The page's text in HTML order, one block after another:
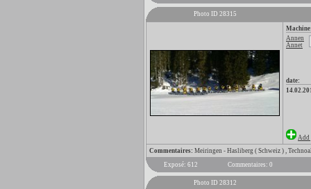
Photo ID 28315
Annen
Annet
date:
Add
Commentaires: Meiringen - Hasliberg ( Schweiz ) ,
Exposé: 612
Commentaires: 0
Photo ID 28312